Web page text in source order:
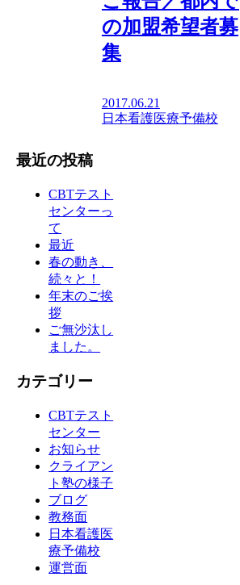
の加盟希望者募
集
2017.06.21
日本看護医療予備校
最近の投稿
CBTテスト
センターっ
て
最近
春の動き、
続々と！
年末のご挨
拶
ご無沙汰し
ました。
カテゴリー
CBTテスト
センター
お知らせ
クライアン
ト塾の様子
ブログ
教務面
日本看護医
療予備校
運営面